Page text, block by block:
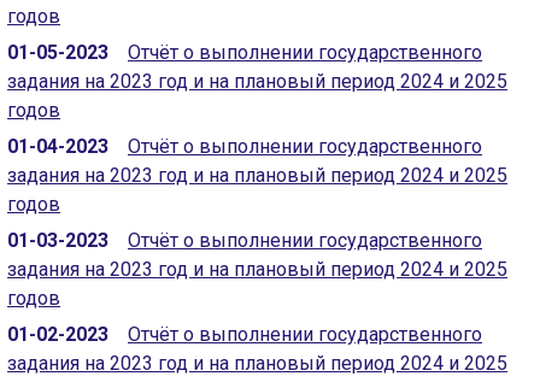
годов
01-05-2023
Отчёт о выполнении государственного
задания на 2023 год и на плановый период 2024 и 2025
годов
01-04-2023
Отчёт о выполнении государственного
задания на 2023 год и на плановый период 2024 и 2025
годов
01-03-2023
Отчёт о выполнении государственного
задания на 2023 год и на плановый период 2024 и 2025
годов
01-02-2023
Отчёт о выполнении государственного
задания на 2023 год и на плановый период 2024 и 2025